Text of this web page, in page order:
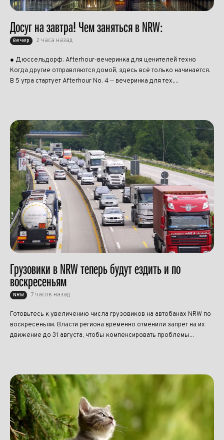
Досуг на завтра! Чем заняться в NRW:
Вечер 2 часа назад
● Дюссельдорф: Afterhour-вечеринка для ценителей техно
Когда другие отправляются домой, здесь всё только начинается.
В 5 утра стартует Afterhour No. 4 — вечеринка для тех,...
Грузовики в NRW теперь будут ездить и по
воскресеньям
NRW 7 часов назад
Готовьтесь к увеличению числа грузовиков на автобанах NRW по
воскресеньям. Власти региона временно отменили запрет на их
движение до 31 августа, чтобы компенсировать проблемы...